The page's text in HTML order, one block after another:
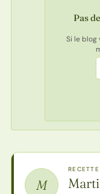
Pas
Si le blog
M